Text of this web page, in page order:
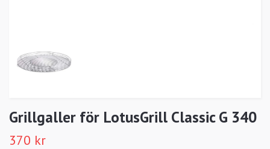
Grillgaller för LotusGrill Classic G 340
370 kr